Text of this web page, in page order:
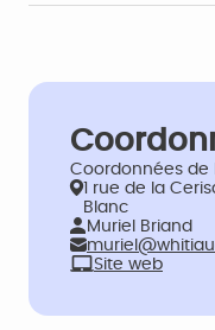
Coordonnées de
1 rue de la
Blanc
Muriel Briand
Site web